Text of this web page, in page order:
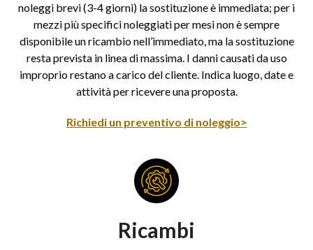
noleggi brevi (3-4 giorni) la sostituzione è immediata; per i
mezzi più specifici noleggiati per mesi non è sempre
disponibile un ricambio nell’immediato, ma la sostituzione
resta prevista in linea di massima. I danni causati da uso
improprio restano a carico del cliente. Indica luogo, date e
attività per ricevere una proposta.
Richiedi un preventivo di noleggio>
Ricambi